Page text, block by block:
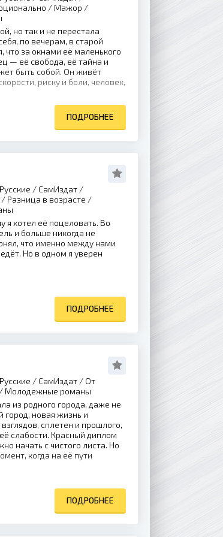
/ Мажор /
но так и не перестала
по вечерам, в старой
что за окнами её маленького
— её свобода, её тайна и
быть собой. Он живёт
риску и боли, человек,
ПОДРОБНЕЕ
/ СамИздат /
Разница в возрасте /
я хотел её поцеловать. Во
и больше никогда не
что именно между нами
Но в одном я уверен
ПОДРОБНЕЕ
/ СамИздат / От
/ Молодежные романы
из родного города, даже не
город, новая жизнь и
сплетен и прошлого,
слабости. Красный диплом
начать с чистого листа. Но
когда на её пути
ПОДРОБНЕЕ